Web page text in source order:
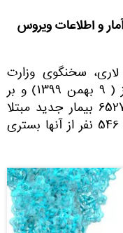
و اطلاعات ویروس
سخنگوی وزارت
بهداشت ایران گفت: از دیروز تا امروز ( ۹ بهمن ۱۳۹۹) و بر
اساس معیارهای قطعی تشخیصی، ۶۵۲۷ بیمار جدید مبتلا
به کووید۱۹ در کشور شناسایی شد که ۵۴۶ نفر از آنها بستری